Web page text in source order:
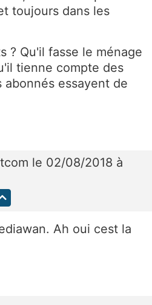
toujours dans les
? Qu'il fasse le ménage
tienne compte des
essayent de
le 02/08/2018 à
Ah oui cest la